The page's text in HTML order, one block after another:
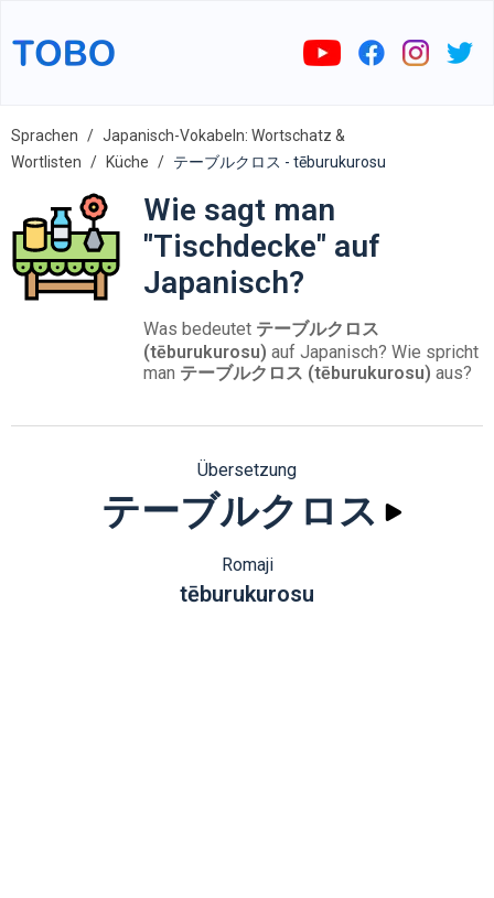
Sprachen
Japanisch-Vokabeln: Wortschatz &
Wortlisten
Küche テーブルクロス - tēburukurosu
Wie sagt man
"Tischdecke" auf
Japanisch?
Was bedeutet テーブルクロス
(tēburukurosu) auf Japanisch? Wie spricht
man テーブルクロス (tēburukurosu) aus?
Übersetzung
テーブルクロス
Romaji
tēburukurosu